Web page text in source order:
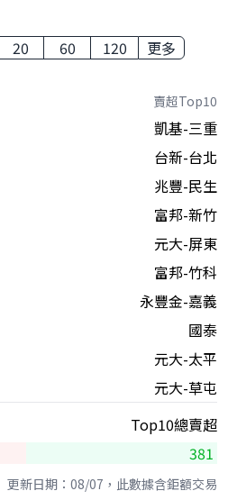
20 60 120 更多
賣超Top10
凱基-三重
台新-台北
兆豐-民生
富邦-新竹
元大-屏東
富邦-竹科
永豐金-嘉義
國泰
元大-太平
元大-草屯
Top10總賣超
381
更新日期：08/07，此數據含鉅額交易